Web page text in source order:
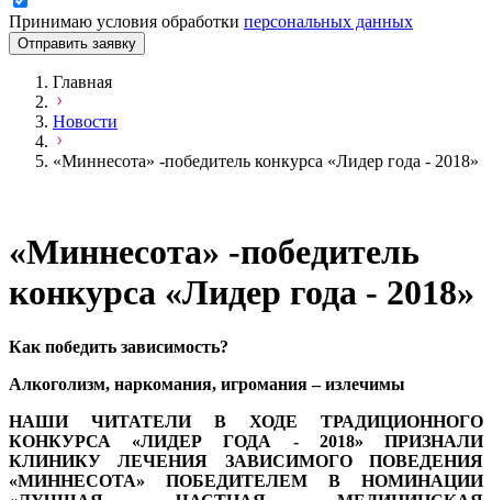
Принимаю условия обработки персональных данных
Отправить заявку
Главная
Новости
«Миннесота» -победитель конкурса «Лидер года - 2018»
«Миннесота» -победитель
конкурса «Лидер года - 2018»
Как победить зависимость?
Алкоголизм, наркомания, игромания – излечимы
НАШИ ЧИТАТЕЛИ В ХОДЕ ТРАДИЦИОННОГО
КОНКУРСА «ЛИДЕР ГОДА - 2018» ПРИЗНАЛИ
КЛИНИКУ ЛЕЧЕНИЯ ЗАВИСИМОГО ПОВЕДЕНИЯ
«МИННЕСОТА» ПОБЕДИТЕЛЕМ В НОМИНАЦИИ